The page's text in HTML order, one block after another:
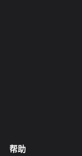
帮助